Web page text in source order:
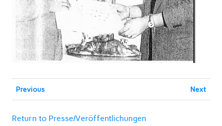
Previous Next
Return to Presse/Veröffentlichungen